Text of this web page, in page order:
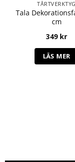
TÅRTVERKTYG
Tala
cm
349 kr
LÄS MER